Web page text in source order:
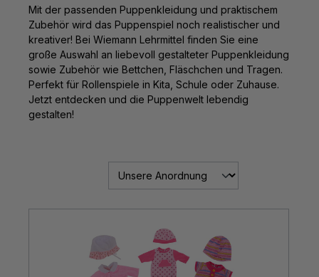
Mit der passenden Puppenkleidung und praktischem
Zubehör wird das Puppenspiel noch realistischer und
kreativer! Bei Wiemann Lehrmittel finden Sie eine
große Auswahl an liebevoll gestalteter Puppenkleidung
sowie Zubehör wie Bettchen, Fläschchen und Tragen.
Perfekt für Rollenspiele in Kita, Schule oder Zuhause.
Jetzt entdecken und die Puppenwelt lebendig
gestalten!